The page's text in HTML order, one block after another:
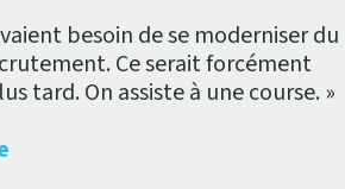
besoin de se moderniser du
Ce serait forcément
tard. On assiste à une course. »